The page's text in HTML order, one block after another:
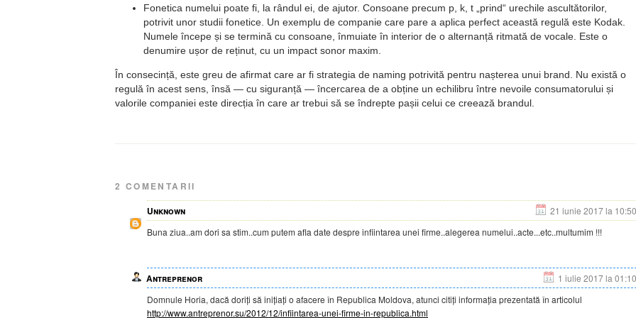
Fonetica numelui poate fi, la rândul ei, de ajutor. Consoane precum p, k, t prind
urechile ascultătorilor,
potrivit unor studii fonetice. Un exemplu de companie care pare a aplica perfect această regulă este Kodak.
Numele începe și se termină cu consoane, înmuiate în interior de o alternanță ritmată de vocale. Este o
denumire ușor de reținut, cu un impact sonor maxim.
În consecință, este greu de afirmat care ar fi strategia de naming potrivită pentru nașterea unui brand. Nu există o
regulă în acest sens, însă — cu siguranță — încercarea de a obține un echilibru între nevoile consumatorului și
valorile companiei este direcția în care ar trebui să se îndrepte pașii celui ce creează brandul.
2 COMENTARII
Unknown
21 iunie 2017 la 10:50
Buna ziua..am dori sa stim..cum putem afla date despre infiintarea unei firme..alegerea numelui..acte...etc..multumim !!!
Antreprenor
1 iulie 2017 la 01:10
Domnule Horia, dacă doriți să inițiați o afacere în Republica Moldova, atunci citiți informația prezentată în articolul
http://www.antreprenor.su/2012/12/infiintarea-unei-firme-in-republica.html